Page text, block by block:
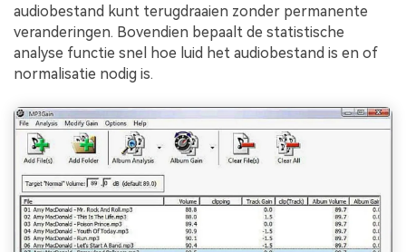
audiobestand kunt terugdraaien zonder permanente
veranderingen. Bovendien bepaalt de statistische
analyse functie snel hoe luid het audiobestand is en of
normalisatie nodig is.